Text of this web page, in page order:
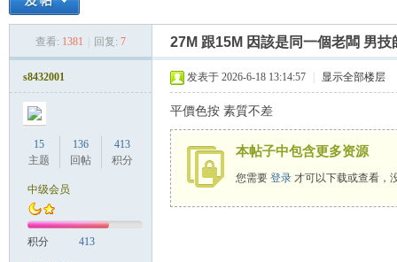
› › ›
查看: 1381 回复: 7 27M 跟15M 因該是同一個老闆 男
s8432001
15
主题
136
回帖
413
积分
中级会员
积分 413
发表于 2026-6-18 13:14:57 显示全部楼层
平價色按 素質不差
本帖子中包含更多资源
您需要 登录才可以下载或查看，